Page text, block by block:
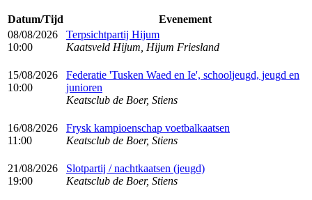
Datum/Tijd
Evenement
08/08/2026
10:00
Terpsichtpartij Hijum
Kaatsveld Hijum, Hijum Friesland
15/08/2026
10:00
Federatie 'Tusken Waed en Ie', schooljeugd, jeugd en
junioren
Keatsclub de Boer, Stiens
16/08/2026
11:00
Frysk kampioenschap voetbalkaatsen
Keatsclub de Boer, Stiens
21/08/2026
19:00
Slotpartij / nachtkaatsen (jeugd)
Keatsclub de Boer, Stiens